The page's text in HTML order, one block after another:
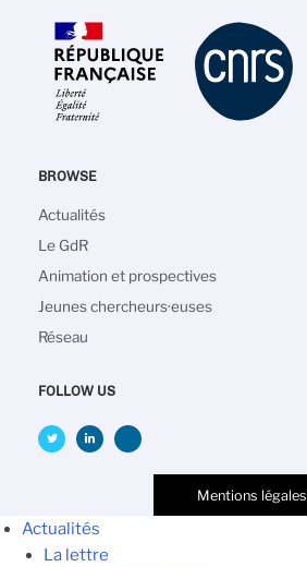
BROWSE
Main
navigation
Actualités
Le GdR
Animation et prospectives
Jeunes chercheurs·euses
Réseau
FOLLOW US
Mentions légales
Actualités
La lettre